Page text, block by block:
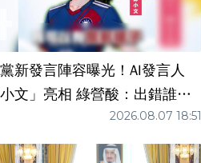
新發言陣容曝光！AI發言人
小文」亮相 綠營酸：出錯誰負
2026.08.07 18:51